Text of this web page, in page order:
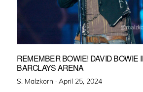
REMEMBER BOWIE! DAVID BOWIE
BARCLAYS ARENA
S. Malzkorn · Veröffentlicht
April 25, 2024